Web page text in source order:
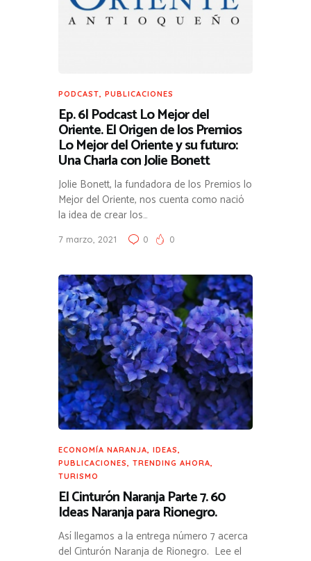
PODCAST PUBLICACIONES
Ep. 6| Podcast Lo Mejor del
Oriente. El Origen de los Premios
Lo Mejor del Oriente y su futuro:
Una Charla con Jolie Bonett
Jolie Bonett, la fundadora de los Premios lo
Mejor del Oriente, nos cuenta como nació
la idea de crear los…
7 marzo, 2021 0 0
ECONOMÍA NARANJA, IDEAS,
PUBLICACIONES, TRENDING AHORA,
TURISMO
El Cinturón Naranja Parte 7. 60
Ideas Naranja para Rionegro.
Así llegamos a la entrega número 7 acerca
del Cinturón Naranja de Rionegro. Lee el